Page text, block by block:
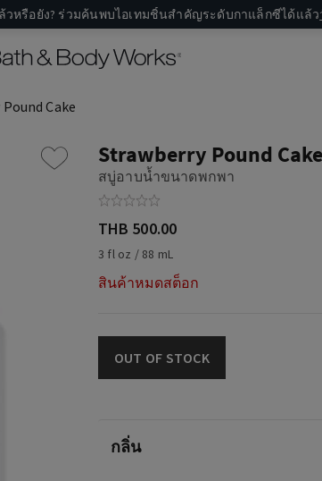
วหรือยัง? ร่วมค้นพบไอเทมชิ้นสำคัญระดับกาแล็กซีได้แล้ว
Cake
Strawberry Pound Cake
สบู่อาบน้ำขนาดพกพา
THB 500.00
3 fl oz / 88 mL
สินค้าหมดสต็อก
OUT OF STOCK
กลิ่น